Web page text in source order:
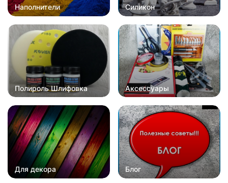
Наполнители Силикон
Полироль Шлифовка Аксессуары
Для декора Блог